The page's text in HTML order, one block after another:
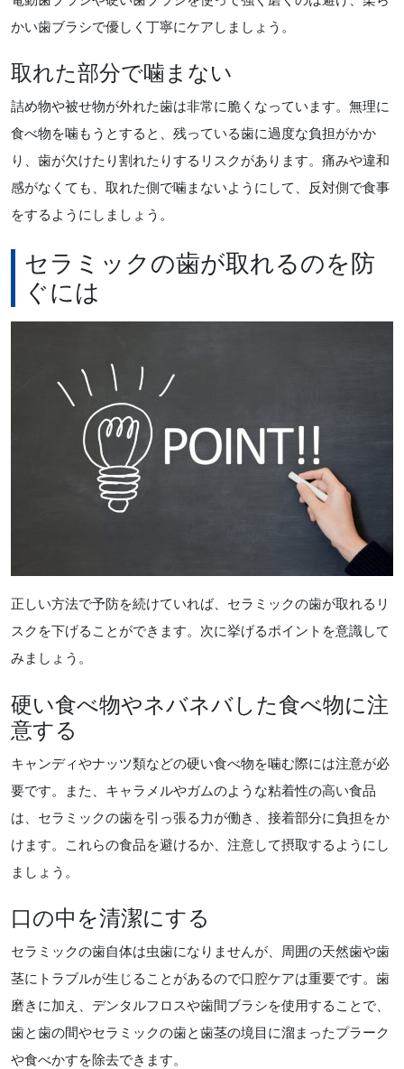
かい歯ブラシで優しく丁寧にケアしましょう。
取れた部分で噛まない
詰め物や被せ物が外れた歯は非常に脆くなっています。無理に
食べ物を噛もうとすると、残っている歯に過度な負担がかか
り、歯が欠けたり割れたりするリスクがあります。痛みや違和
感がなくても、取れた側で噛まないようにして、反対側で食事
をするようにしましょう。
セラミックの歯が取れるのを防
ぐには
正しい方法で予防を続けていれば、セラミックの歯が取れるリ
スクを下げることができます。次に挙げるポイントを意識して
みましょう。
硬い食べ物やネバネバした食べ物に注
意する
キャンディやナッツ類などの硬い食べ物を噛む際には注意が必
要です。また、キャラメルやガムのような粘着性の高い食品
は、セラミックの歯を引っ張る力が働き、接着部分に負担をか
けます。これらの食品を避けるか、注意して摂取するようにし
ましょう。
口の中を清潔にする
セラミックの歯自体は虫歯になりませんが、周囲の天然歯や歯
茎にトラブルが生じることがあるので口腔ケアは重要です。歯
磨きに加え、デンタルフロスや歯間ブラシを使用することで、
歯と歯の間やセラミックの歯と歯茎の境目に溜まったプラーク
や食べかすを除去できます。